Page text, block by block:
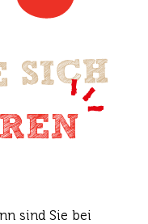
SICH
sind Sie bei